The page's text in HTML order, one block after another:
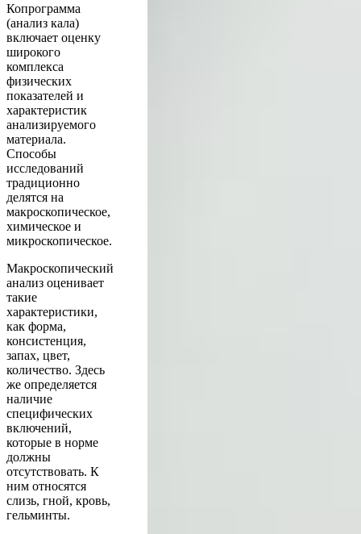
Копрограмма
(анализ кала)
включает оценку
широкого
комплекса
физических
показателей и
характеристик
анализируемого
материала.
Способы
исследований
традиционно
делятся на
макроскопическое,
химическое и
микроскопическое.
Макроскопический
анализ оценивает
такие
характеристики,
как форма,
консистенция,
запах, цвет,
количество. Здесь
же определяется
наличие
специфических
включений,
которые в норме
должны
отсутствовать. К
ним относятся
слизь, гной, кровь,
гельминты.